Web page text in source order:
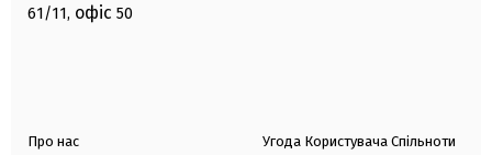
61/11, офіс 50
Про нас Угода Користувача Спільноти